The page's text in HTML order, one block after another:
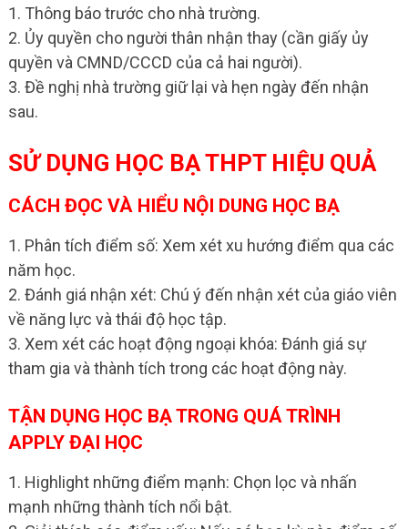
1. Thông báo trước cho nhà trường.
2. Ủy quyền cho người thân nhận thay (cần giấy ủy
quyền và CMND/CCCD của cả hai người).
3. Đề nghị nhà trường giữ lại và hẹn ngày đến nhận
sau.
SỬ DỤNG HỌC BẠ THPT HIỆU QUẢ
CÁCH ĐỌC VÀ HIỂU NỘI DUNG HỌC BẠ
1. Phân tích điểm số: Xem xét xu hướng điểm qua các
năm học.
2. Đánh giá nhận xét: Chú ý đến nhận xét của giáo viên
về năng lực và thái độ học tập.
3. Xem xét các hoạt động ngoại khóa: Đánh giá sự
tham gia và thành tích trong các hoạt động này.
TẬN DỤNG HỌC BẠ TRONG QUÁ TRÌNH
APPLY ĐẠI HỌC
1. Highlight những điểm mạnh: Chọn lọc và nhấn
mạnh những thành tích nổi bật.